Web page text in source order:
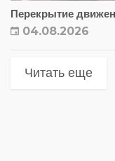
Перекрытие
04.08.2026
Читать еще